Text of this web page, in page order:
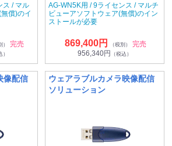
ス / マル
償)のイ
）
完売
）
AG-WN5K用 / 9ライセンス / マルチ
ビューアソフトウェア(無償)のイン
ストールが必要
869,400円 （税別）
完売
956,340円 （税込）
像配信
ウェアラブルカメラ映像配信
ソリューション